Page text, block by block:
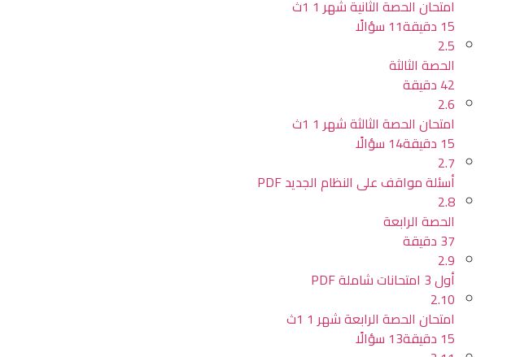
امتحان الحصة الثانية شهر 1 1ث
15 دقيقة
11 سؤالًا
2.5
الحصة الثالثة
42 دقيقة
2.6
امتحان الحصة الثالثة شهر 1 1ث
15 دقيقة
14 سؤالًا
2.7
أسئلة مواقف على النظام الجديد PDF
2.8
الحصة الرابعة
37 دقيقة
2.9
أول 3 امتحانات شاملة PDF
2.10
امتحان الحصة الرابعة شهر 1 1ث
15 دقيقة
13 سؤالًا